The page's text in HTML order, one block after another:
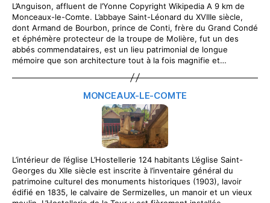
L’Anguison, affluent de l’Yonne Copyright Wikipedia A 9 km de
Monceaux-le-Comte. L’abbaye Saint-Léonard du XVIIIe siècle,
dont Armand de Bourbon, prince de Conti, frère du Grand Condé
et éphémère protecteur de la troupe de Molière, fut un des
abbés commendataires, est un lieu patrimonial de longue
mémoire que son architecture tout à la fois magnifie et…
MONCEAUX-LE-COMTE
L’intérieur de l’église L’Hostellerie 124 habitants L’église Saint-
Georges du XIIe siècle est inscrite à l’inventaire général du
patrimoine culturel des monuments historiques (1903), lavoir
édifié en 1835, le calvaire de Sermizelles, un manoir et un vieux